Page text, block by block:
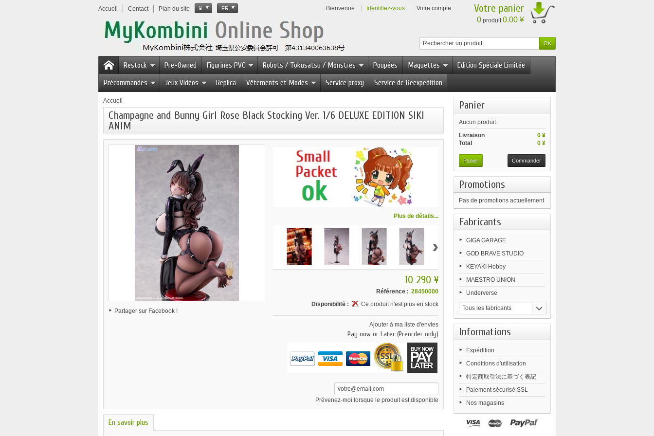
Accueil Contact Plan du site ¥ FR Bienvenue Identifiez-vous Votre compte Votre panier
0 produit0.00 ¥
Restock Pre-Owned Figurines PVC Robots / Tokusatsu / Monstres Poupées Maquettes
Edition Spéciale Limitée
Précommandes
Jeux Vidéos Replica Vêtements et Modes Service proxy Service de Reexpedition
Accueil
Champagne and Bunny Girl Rose Black Stocking Ver. 1/6 DELUXE EDITION SIKI
ANIM
Partager sur Facebook !
Plus de détails...
›
10 290 ¥
Référence : 28450000
Disponibilité :
Ce produit n'est plus en stock
Ajouter à ma liste d'envies
Pay now or Later (Preorder only)
Prévenez-moi lorsque le produit est disponible
En savoir plus
Panier
Aucun produit
0 ¥
Livraison
0 ¥
Total
Panier Commander
Promotions
Pas de promotions actuellement
Fabricants
GIGA GARAGE
GOD BRAVE STUDIO
KEYAKI Hobby
MAESTRO UNION
Underverse
Tous les fabricants
Informations
Expédition
Conditions d'utilisation
特定商取引法に基づく表記
Paiement sécurisé SSL
Nos magasins